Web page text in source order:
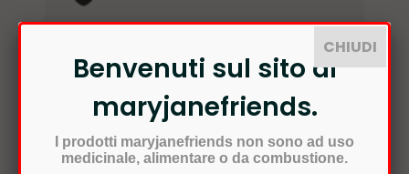
Reso semplice e veloce
Benvenuti sul sito di
maryjanefriends.
I prodotti maryjanefriends non sono ad uso
medicinale, alimentare o da combustione.
CHIUDI